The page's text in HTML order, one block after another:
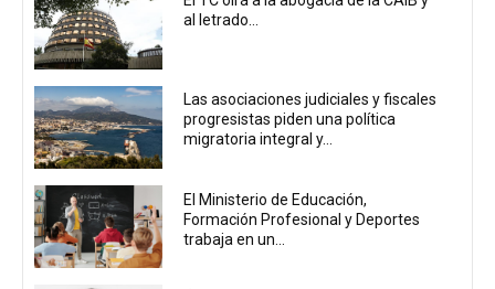
al letrado...
Las asociaciones judiciales y fiscales
progresistas piden una política
migratoria integral y...
El Ministerio de Educación,
Formación Profesional y Deportes
trabaja en un...